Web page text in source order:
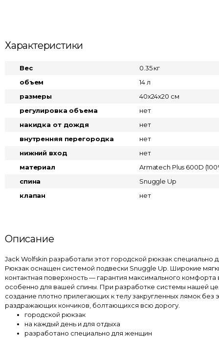
Характеристики
Вес
0.35 кг
объем
14 л
размеры
40x24x20 см
регулировка объема
нет
накидка от дождя
нет
внутренняя перегородка
нет
нижний вход
нет
материал
Armatech Plus 600D
спина
Snuggle Up
клапан
нет
Описание
Jack Wolfskin разработали этот городской рюкзак специально
Рюкзак оснащен системой подвески Snuggle Up. Широкие
контактная поверхность — гарантия максимального комфорта
особенно для вашей спины. При разработке системы нашей
создание плотно прилегающих к телу закругленных лямок без
раздражающих кончиков, болтающихся всю дорогу.
городской рюкзак
на каждый день и для отдыха
разработано специально для женщин